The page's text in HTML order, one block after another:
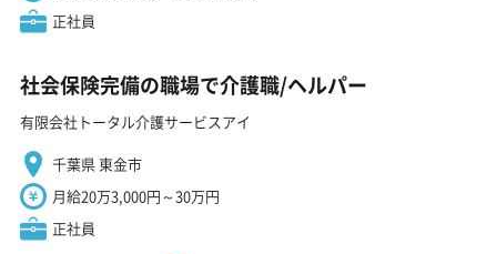
正社員
社会保険完備の職場で介護職/ヘルパー
有限会社トータル介護サービスアイ
千葉県 東金市
月給20万3,000円～30万円
正社員